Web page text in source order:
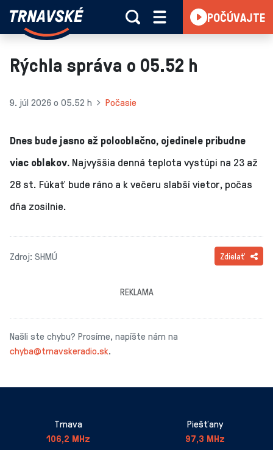
Skočiť na obsah
Trnavské
Vieme,
čo
deje
POČÚVAJTE
Rýchla správa o 05.52 h
9. júl 2026 o 05.52 h Počasie
Dnes bude jasno až polooblačno, ojedinele pribudne
viac oblakov. Najvyššia denná teplota vystúpi na 23 až
28 st. Fúkať bude ráno a k večeru slabší vietor, počas
dňa zosilnie.
Zdroj: SHMÚ Zdielať
REKLAMA
Našli ste chybu? Prosíme, napíšte nám na
chyba@trnavskeradio.sk.
Trnava
106,2 MHz
Piešťany
97,3 MHz